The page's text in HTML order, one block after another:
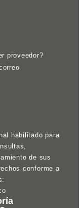
proveedor?
habilitado para
de sus
conforme a